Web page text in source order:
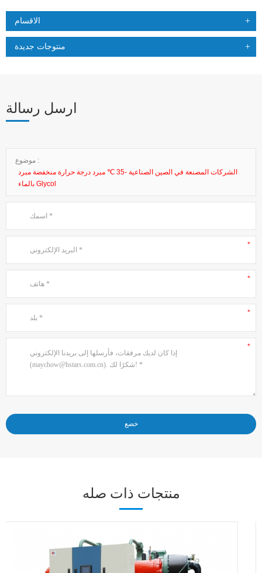
الاقسام
منتوجات جديدة
ارسل رسالة
موضوع :
الشركات المصنعة في الصين الصناعية -35 ℃ مبرد درجة حرارة منخفضة مبرد
بالماء Glycol
منتجات ذات صله